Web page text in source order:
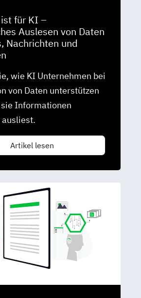
für KI –
Auslesen von Daten
Nachrichten und
wie KI Unternehmen bei
von Daten unterstützen
Informationen
Artikel lesen